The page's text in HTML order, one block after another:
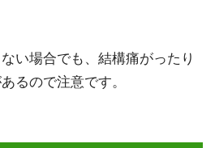
い場合でも、結構痛がったり
るので注意です。